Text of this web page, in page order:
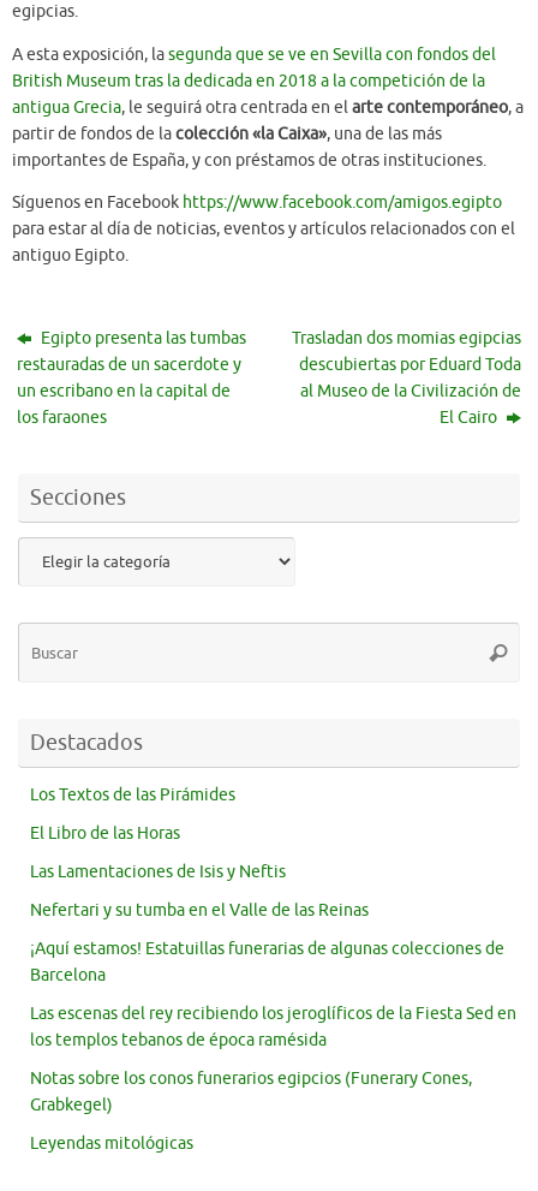
egipcias.
A esta exposición, lasegunda que se ve en Sevilla con fondos del
British Museum tras la dedicada en 2018 a la competición de la
antigua Grecia, le seguirá otra centrada en elarte contemporáneo, a
partir de fondos de lacolección «la Caixa», una de las más
importantes de España, y con préstamos de otras instituciones.
Síguenos en Facebook https://www.facebook.com/amigos.egipto
para estar al día de noticias, eventos y artículos relacionados con el
antiguo Egipto.
Egipto presenta las tumbas
restauradas de un sacerdote y
un escribano en la capital de
los faraones
Trasladan dos momias egipcias
descubiertas por Eduard Toda
al Museo de la Civilización de
El Cairo
Secciones
Destacados
Los Textos de las Pirámides
El Libro de las Horas
Las Lamentaciones de Isis y Neftis
Nefertari y su tumba en el Valle de las Reinas
¡Aquí estamos! Estatuillas funerarias de algunas colecciones de
Barcelona
Las escenas del rey recibiendo los jeroglíficos de la Fiesta Sed en
los templos tebanos de época ramésida
Notas sobre los conos funerarios egipcios (Funerary Cones,
Grabkegel)
Leyendas mitológicas